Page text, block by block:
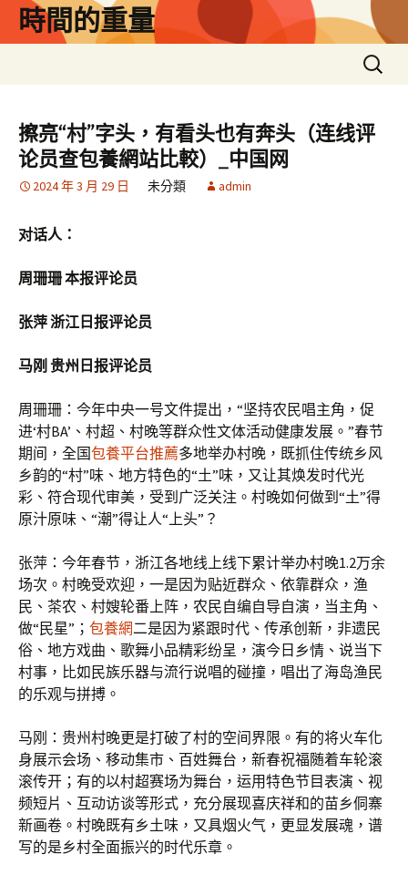
時間的重量
搜
尋
鍵
字:
擦亮“村”字头，有看头也有奔头（连线评
论员查包養網站比較）_中国网
2024 年 3 月 29 日 未分類 admin
对话人：
周珊珊 本报评论员
张萍 浙江日报评论员
马刚 贵州日报评论员
周珊珊：今年中央一号文件提出，“坚持农民唱主角，促
进‘村BA’、村超、村晚等群众性文体活动健康发展。”春节
期间，全国包養平台推薦多地举办村晚，既抓住传统乡风
乡韵的“村”味、地方特色的“土”味，又让其焕发时代光
彩、符合现代审美，受到广泛关注。村晚如何做到“土”得
原汁原味、“潮”得让人“上头”？
张萍：今年春节，浙江各地线上线下累计举办村晚1.2万余
场次。村晚受欢迎，一是因为贴近群众、依靠群众，渔
民、茶农、村嫂轮番上阵，农民自编自导自演，当主角、
做“民星”； 包養網二是因为紧跟时代、传承创新，非遗民
俗、地方戏曲、歌舞小品精彩纷呈，演今日乡情、说当下
村事，比如民族乐器与流行说唱的碰撞，唱出了海岛渔民
的乐观与拼搏。
马刚：贵州村晚更是打破了村的空间界限。有的将火车化
身展示会场、移动集市、百姓舞台，新春祝福随着车轮滚
滚传开；有的以村超赛场为舞台，运用特色节目表演、视
频短片、互动访谈等形式，充分展现喜庆祥和的苗乡侗寨
新画卷。村晚既有乡土味，又具烟火气，更显发展魂，谱
写的是乡村全面振兴的时代乐章。